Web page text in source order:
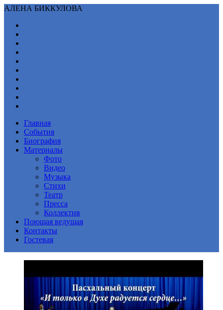
АЛЕНА БИККУЛОВА
Главная
События
Биография
Материалы
Фото
Видео
Музыка
Стихи
Театр
Пресса
Коллектив
Поющая ведущая
Контакты
Гостевая